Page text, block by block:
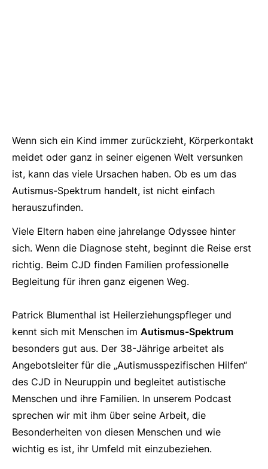
Wenn sich ein Kind immer zurückzieht, Körperkontakt
meidet oder ganz in seiner eigenen Welt versunken
ist, kann das viele Ursachen haben. Ob es um das
Autismus-Spektrum handelt, ist nicht einfach
herauszufinden.
Viele Eltern haben eine jahrelange Odyssee hinter
sich. Wenn die Diagnose steht, beginnt die Reise erst
richtig. Beim CJD finden Familien professionelle
Begleitung für ihren ganz eigenen Weg.
Patrick Blumenthal ist Heilerziehungspfleger und
kennt sich mit Menschen im Autismus-Spektrum
besonders gut aus. Der 38-Jährige arbeitet als
Angebotsleiter für die „Autismusspezifischen Hilfen“
des CJD in Neuruppin und begleitet autistische
Menschen und ihre Familien. In unserem Podcast
sprechen wir mit ihm über seine Arbeit, die
Besonderheiten von diesen Menschen und wie
wichtig es ist, ihr Umfeld mit einzubeziehen.